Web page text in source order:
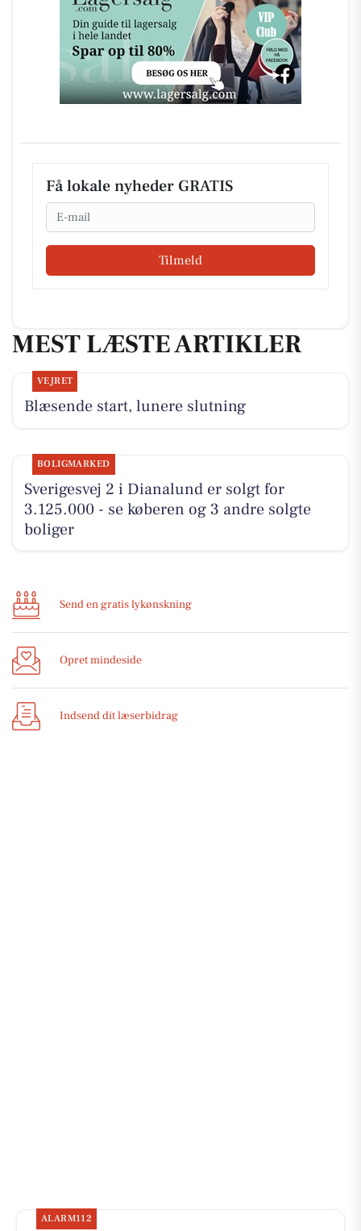
Få lokale nyheder GRATIS
Email
Tilmeld
MEST LÆSTE ARTIKLER
VEJRET
Blæsende start, lunere slutning
BOLIGMARKED
Sverigesvej 2 i Dianalund er solgt for
3.125.000 - se køberen og 3 andre solgte
boliger
Send en gratis lykønskning
Opret mindeside
Indsend dit læserbidrag
ALARM112